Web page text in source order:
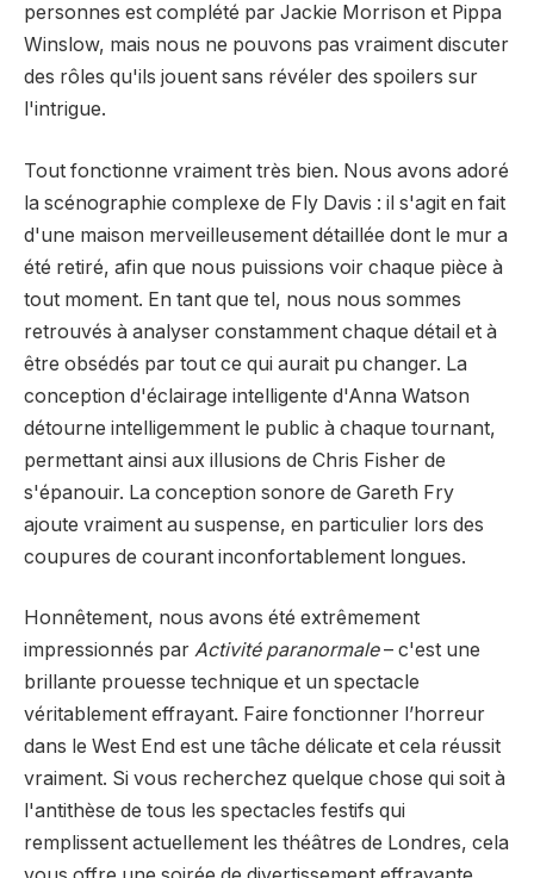
personnes est complété par Jackie Morrison et Pippa
Winslow, mais nous ne pouvons pas vraiment discuter
des rôles qu'ils jouent sans révéler des spoilers sur
l'intrigue.
Tout fonctionne vraiment très bien. Nous avons adoré
la scénographie complexe de Fly Davis : il s'agit en fait
d'une maison merveilleusement détaillée dont le mur a
été retiré, afin que nous puissions voir chaque pièce à
tout moment. En tant que tel, nous nous sommes
retrouvés à analyser constamment chaque détail et à
être obsédés par tout ce qui aurait pu changer. La
conception d'éclairage intelligente d'Anna Watson
détourne intelligemment le public à chaque tournant,
permettant ainsi aux illusions de Chris Fisher de
s'épanouir. La conception sonore de Gareth Fry
ajoute vraiment au suspense, en particulier lors des
coupures de courant inconfortablement longues.
Honnêtement, nous avons été extrêmement
impressionnés par Activité paranormale– c'est une
brillante prouesse technique et un spectacle
véritablement effrayant. Faire fonctionner l’horreur
dans le West End est une tâche délicate et cela réussit
vraiment. Si vous recherchez quelque chose qui soit à
l'antithèse de tous les spectacles festifs qui
remplissent actuellement les théâtres de Londres, cela